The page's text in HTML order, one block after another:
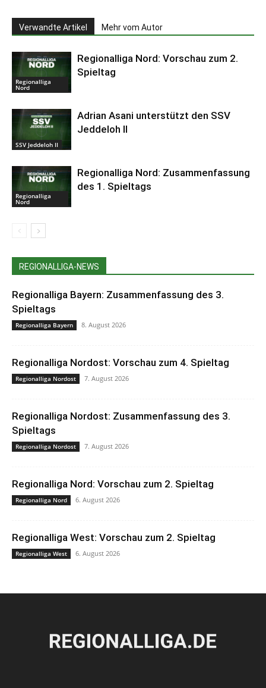
Verwandte Artikel Mehr vom Autor
Regionalliga
Nord
Regionalliga Nord: Vorschau zum 2.
Spieltag
SSV Jeddeloh II
Adrian Asani unterstützt den SSV
Jeddeloh II
Regionalliga
Nord
Regionalliga Nord: Zusammenfassung
des 1. Spieltags
REGIONALLIGA-NEWS
Regionalliga Bayern: Zusammenfassung des 3.
Spieltags
Regionalliga Bayern 8. August 2026
Regionalliga Nordost: Vorschau zum 4. Spieltag
Regionalliga Nordost 7. August 2026
Regionalliga Nordost: Zusammenfassung des 3.
Spieltags
Regionalliga Nordost 7. August 2026
Regionalliga Nord: Vorschau zum 2. Spieltag
Regionalliga Nord 6. August 2026
Regionalliga West: Vorschau zum 2. Spieltag
Regionalliga West 6. August 2026